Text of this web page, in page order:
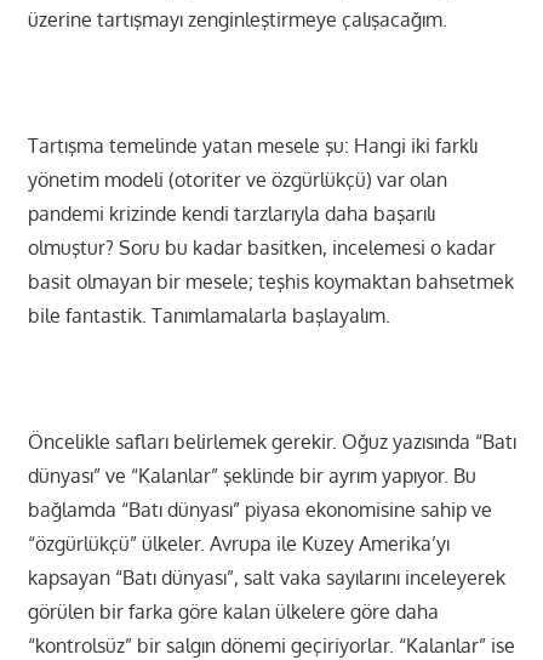
üzerine tartışmayı zenginleştirmeye çalışacağım.
Tartışma temelinde yatan mesele şu: Hangi iki farklı
yönetim modeli (otoriter ve özgürlükçü) var olan
pandemi krizinde kendi tarzlarıyla daha başarılı
olmuştur? Soru bu kadar basitken, incelemesi o kadar
basit olmayan bir mesele; teşhis koymaktan bahsetmek
bile fantastik. Tanımlamalarla başlayalım.
Öncelikle safları belirlemek gerekir. Oğuz yazısında “Batı
dünyası” ve “Kalanlar” şeklinde bir ayrım yapıyor. Bu
bağlamda “Batı dünyası” piyasa ekonomisine sahip ve
“özgürlükçü” ülkeler. Avrupa ile Kuzey Amerika’yı
kapsayan “Batı dünyası”, salt vaka sayılarını inceleyerek
görülen bir farka göre kalan ülkelere göre daha
“kontrolsüz” bir salgın dönemi geçiriyorlar. “Kalanlar” ise